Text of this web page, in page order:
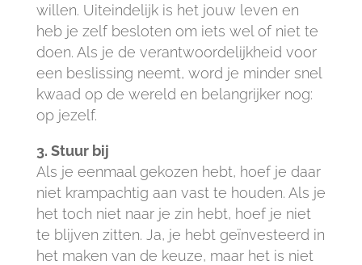
willen. Uiteindelijk is het jouw leven en
heb je zelf besloten om iets wel of niet te
doen. Als je de verantwoordelijkheid voor
een beslissing neemt, word je minder snel
kwaad op de wereld en belangrijker nog:
op jezelf.
3. Stuur bij
Als je eenmaal gekozen hebt, hoef je daar
niet krampachtig aan vast te houden. Als je
het toch niet naar je zin hebt, hoef je niet
te blijven zitten. Ja, je hebt geïnvesteerd in
het maken van de keuze, maar het is niet